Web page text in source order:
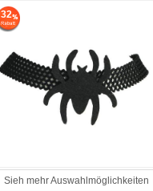
32
Sieh mehr Auswahlmöglichkeiten